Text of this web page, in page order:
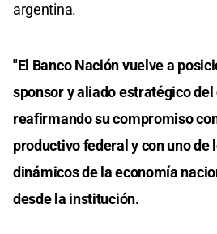
argentina.
"El Banco Nación vuelve a
sponsor y aliado estratégico
reafirmando su compromiso
productivo federal y con uno de
dinámicos de la economía
desde la institución.